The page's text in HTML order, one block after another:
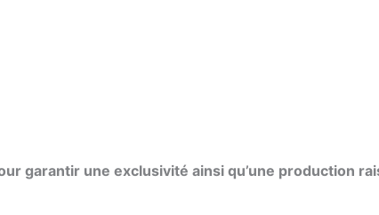
garantir une exclusivité ainsi qu’une production